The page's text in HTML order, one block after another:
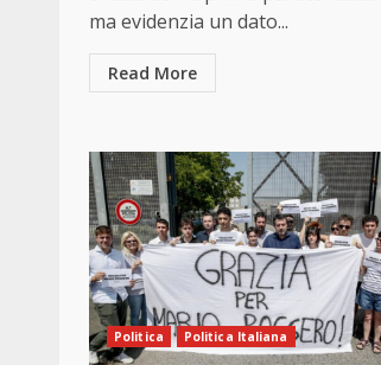
ma evidenzia un dato...
Read More
Politica Politica Italiana